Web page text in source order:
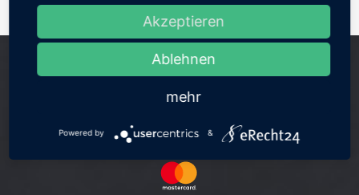
Akzeptieren
Ablehnen
mehr
Powered by &